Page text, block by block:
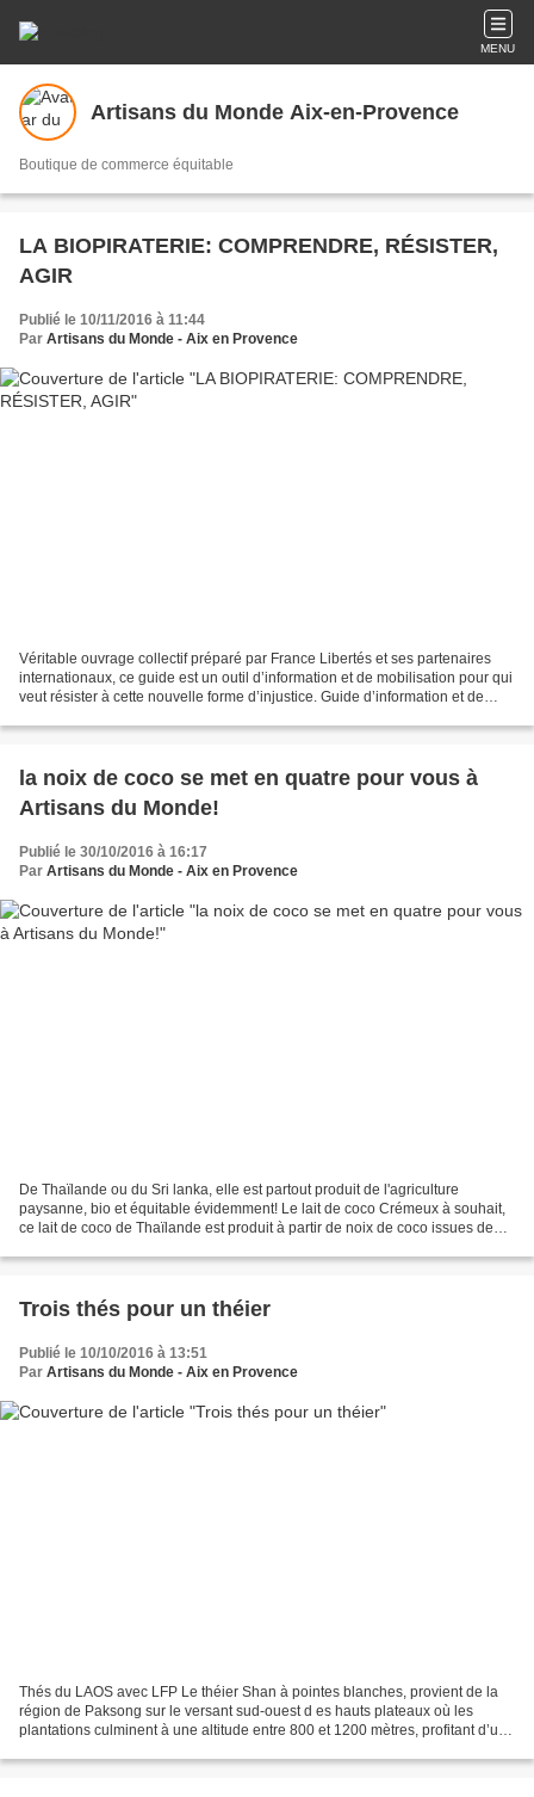
MENU
Artisans du Monde Aix-en-Provence
Boutique de commerce équitable
LA BIOPIRATERIE: COMPRENDRE, RÉSISTER,
AGIR
Publié le 10/11/2016 à 11:44
Par Artisans du Monde - Aix en Provence
Véritable ouvrage collectif préparé par France Libertés et ses partenaires
internationaux, ce guide est un outil d’information et de mobilisation pour qui
veut résister à cette nouvelle forme d’injustice. Guide d’information et de
la noix de coco se met en quatre pour vous à
Artisans du Monde!
Publié le 30/10/2016 à 16:17
Par Artisans du Monde - Aix en Provence
De Thaïlande ou du Sri lanka, elle est partout produit de l'agriculture
paysanne, bio et équitable évidemment! Le lait de coco Crémeux à souhait,
ce lait de coco de Thaïlande est produit à partir de noix de coco issues de
Trois thés pour un théier
Publié le 10/10/2016 à 13:51
Par Artisans du Monde - Aix en Provence
Thés du LAOS avec LFP Le théier Shan à pointes blanches, provient de la
région de Paksong sur le versant sud-ouest d es hauts plateaux où les
plantations culminent à une altitude entre 800 et 1200 mètres, profitant d’un